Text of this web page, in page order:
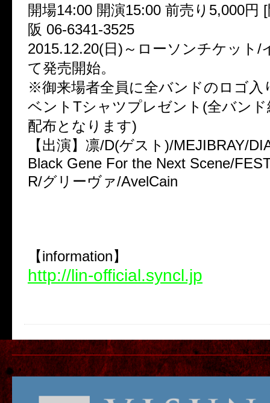
開場14:00 開演15:00 前売り5,000円
阪 06-6341-3525
2015.12.20(日)～ローソンチケット/
て発売開始。
※御来場者全員に全バンドのロゴ入
ベントTシャツプレゼント(全バン
配布となります)
【出演】凛/D(ゲスト)/MEJIBRAY/
Black Gene For the Next Scene/
R/グリーヴァ/AvelCain
【information】
http://lin-official.syncl.jp